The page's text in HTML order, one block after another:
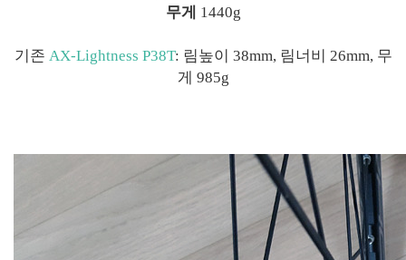
무게 1440g
기존 AX-Lightness P38T: 림높이 38mm, 림너비 26mm, 무
게 985g